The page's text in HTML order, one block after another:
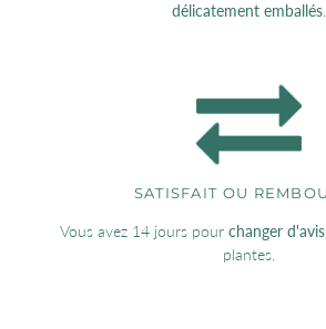
délicatement emballés.
SATISFAIT OU
Vous avez 14 jours pour changer d'avis
plantes.